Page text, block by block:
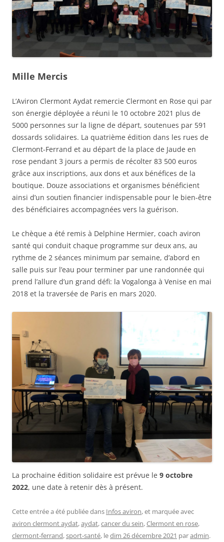
Mille Mercis
L’Aviron Clermont Aydat remercie Clermont en Rose qui par
son énergie déployée a réuni le 10 octobre 2021 plus de
5000 personnes sur la ligne de départ, soutenues par 591
dossards solidaires. La quatrième édition dans les rues de
Clermont-Ferrand et au départ de la place de Jaude en
rose pendant 3 jours a permis de récolter 83 500 euros
grâce aux inscriptions, aux dons et aux bénéfices de la
boutique. Douze associations et organismes bénéficient
ainsi d’un soutien financier indispensable pour le bien-être
des bénéficiaires accompagnées vers la guérison.
Le chèque a été remis à Delphine Hermier, coach aviron
santé qui conduit chaque programme sur deux ans, au
rythme de 2 séances minimum par semaine, d’abord en
salle puis sur l’eau pour terminer par une randonnée qui
prend l’allure d’un grand défi: la Vogalonga à Venise en mai
2018 et la traversée de Paris en mars 2020.
La prochaine édition solidaire est prévue le 9 octobre
2022, une date à retenir dès à présent.
Cette entrée a été publiée dans Infos aviron, et marquée avec
aviron clermont aydat,aydat,cancer du sein,Clermont en rose,
clermont-ferrand,sport-santé, ledim 26 décembre 2021 paradmin.